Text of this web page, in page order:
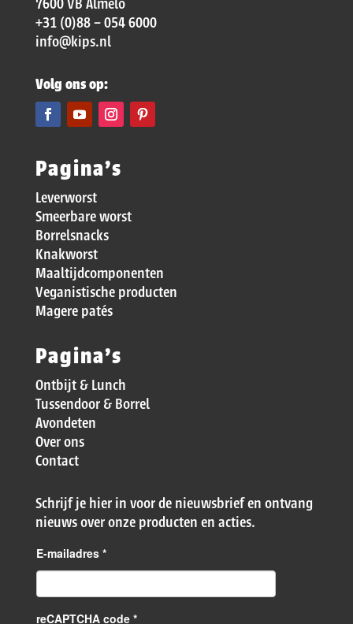
7600 VB Almelo
+31 (0)88 – 054 6000
info@kips.nl
Volg ons op:
Pagina’s
Leverworst
Smeerbare worst
Borrelsnacks
Knakworst
Maaltijdcomponenten
Veganistische producten
Magere patés
Pagina’s
Ontbijt & Lunch
Tussendoor & Borrel
Avondeten
Over ons
Contact
Schrijf je hier in voor de nieuwsbrief en ontvang
nieuws over onze producten en acties.
E-mailadres *
reCAPTCHA code *